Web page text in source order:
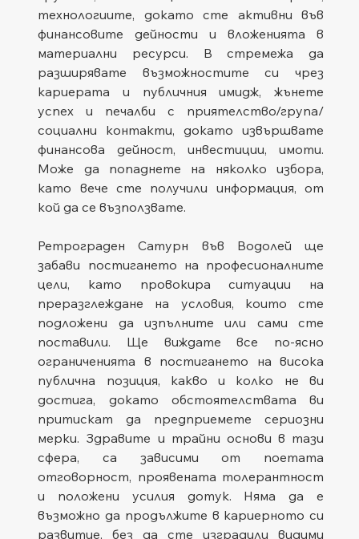
технологиите, докато сте активни във
финансовите дейности и вложенията в
материални ресурси. В стремежа да
разширявате възможностите си чрез
кариерата и публичния имидж, жънете
успех и печалби с приятелство/група/
социални контакти, докато извършвате
финансова дейност, инвестиции, имоти.
Може да попаднете на няколко избора,
като вече сте получили информация, от
кой да се възползвате.
Ретрограден Сатурн във Водолей ще
забави постигането на професионалните
цели, като провокира ситуации на
преразглеждане на условия, които сте
подложени да изпълните или сами сте
поставили. Ще виждате все по-ясно
ограниченията в постигането на висока
публична позиция, какво и колко не ви
достига, докато обстоятелствата ви
притискат да предприемете сериозни
мерки. Здравите и трайни основи в тази
сфера, са зависими от поетата
отговорност, проявената толерантност
и положени усилия дотук. Няма да е
възможно да продължите в кариерното си
развитие, без да сте изградили видими